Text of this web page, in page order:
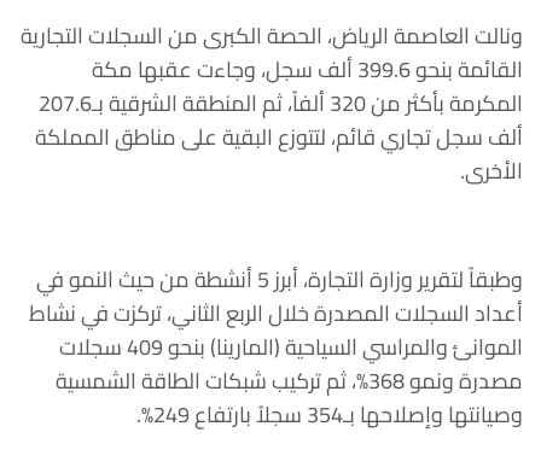
ونالت العاصمة الرياض، الحصة الكبرى من السجلات التجارية
القائمة بنحو 399.6 ألف سجل، وجاءت عقبها مكة
المكرمة بأكثر من 320 ألفاً، ثم المنطقة الشرقية بـ207.6
ألف سجل تجاري قائم، لتتوزع البقية على مناطق المملكة
الأخرى.
وطبقاً لتقرير وزارة التجارة، أبرز 5 أنشطة من حيث النمو في
أعداد السجلات المصدرة خلال الربع الثاني، تركزت في نشاط
الموانئ والمراسي السياحية (المارينا) بنحو 409 سجلات
مصدرة ونمو 368%، ثم تركيب شبكات الطاقة الشمسية
وصيانتها وإصلاحها بـ354 سجلاً بارتفاع 249%.